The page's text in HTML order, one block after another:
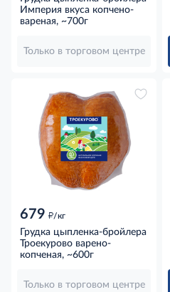
Империя вкуса копчено-
вареная, ~700г
Только в торговом центре
679 д/кг
Грудка цыпленка-бройлера
Троекурово варено-
копченая, ~600г
Только в торговом центре